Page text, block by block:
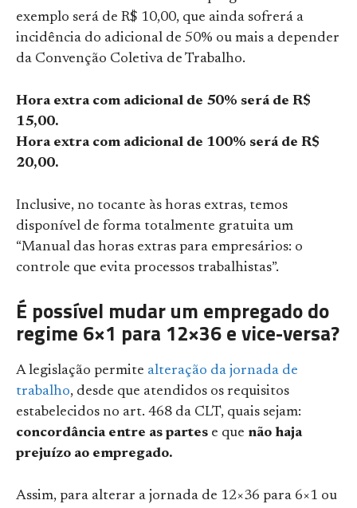
exemplo será de R$ 10,00, que ainda sofrerá a
incidência do adicional de 50% ou mais a depender
da Convenção Coletiva de Trabalho.
Hora extra com adicional de 50% será de R$
15,00.
Hora extra com adicional de 100% será de R$
20,00.
Inclusive, no tocante às horas extras, temos
disponível de forma totalmente gratuita um
“Manual das horas extras para empresários: o
controle que evita processos trabalhistas”.
É possível mudar um empregado do
regime 6×1 para 12×36 e vice-versa?
A legislação permite alteração da jornada de
trabalho, desde que atendidos os requisitos
estabelecidos no art. 468 da CLT, quais sejam:
concordância entre as partes e que não haja
prejuízo ao empregado.
Assim, para alterar a jornada de 12×36 para 6×1 ou